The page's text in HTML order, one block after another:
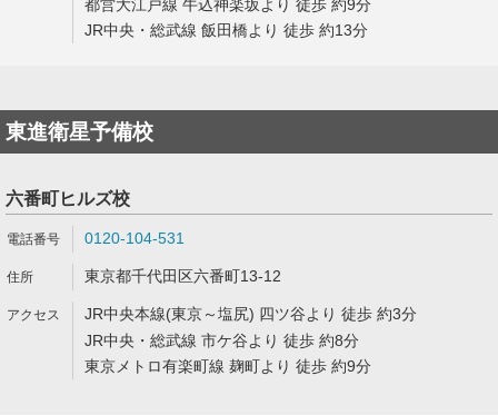
都営大江戸線 牛込神楽坂より 徒歩 約9分
JR中央・総武線 飯田橋より 徒歩 約13分
東進衛星予備校
六番町ヒルズ校
0120-104-531
東京都千代田区六番町13-12
JR中央本線(東京～塩尻) 四ツ谷より 徒歩 約3分
JR中央・総武線 市ケ谷より 徒歩 約8分
東京メトロ有楽町線 麹町より 徒歩 約9分